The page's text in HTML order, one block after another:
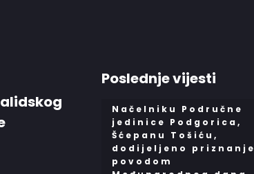
Poslednje vijesti
Načelniku Područne
jedinice Podgorica,
Šćepanu Tošiću,
dodijeljeno priznanje
povodom